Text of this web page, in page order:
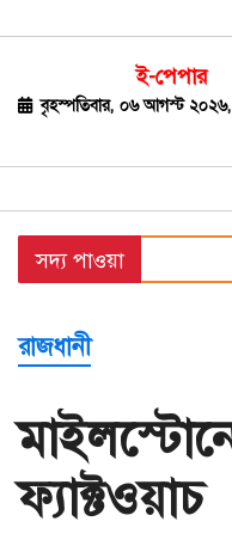
ই-পেপার
বৃহস্পতিবার, ০৬ আগস্ট
জাতীয়
রাজনীতি
বিশ্ব
বাণিজ্য
বিনোদন
খেলাধুলা
ধর্ম
সদ্য পাওয়া
রাজধানী
ফ্যাক্টওয়াচ